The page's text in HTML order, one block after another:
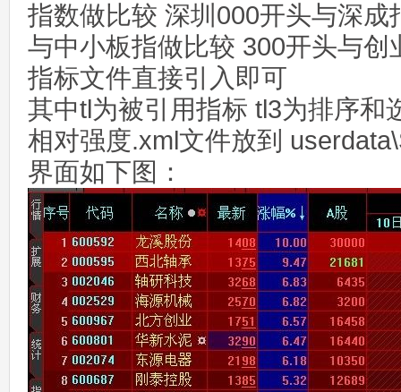
指数做比较 深圳000开头与深成
与中小板指做比较 300开头与创
指标文件直接引入即可
其中tl为被引用指标 tl3为排序和
相对强度.xml文件放到
界面如下图：